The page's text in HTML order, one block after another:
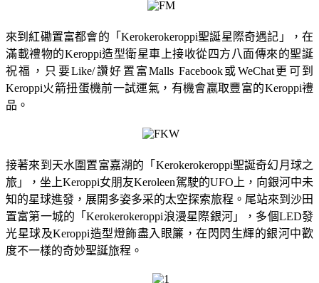
來到紅磡置富都會的「Kerokerokeroppi聖誕星際奇遇記」，在
滿載禮物的Keroppi造型衛星車上接收從四方八面傳來的聖誕
祝福，只要Like/讚好置富Malls Facebook或WeChat更可到
Keroppi火箭扭蛋機前一試運氣，有機會贏取豐富的Keroppi禮
品。
接著來到天水圍置富嘉湖的「Kerokerokeroppi聖誕奇幻月球之
旅」，坐上Keroppi女朋友Keroleen駕駛的UFO上，向銀河中未
知的星球進發，展開多姿多采的太空探索旅程。尾站來到沙田
置富第一城的「Kerokerokeroppi浪漫星際銀河」，多個LED發
光星球及Keroppi造型燈飾盡入眼簾，在閃閃生輝的銀河中歡
度不一樣的奇妙聖誕旅程。